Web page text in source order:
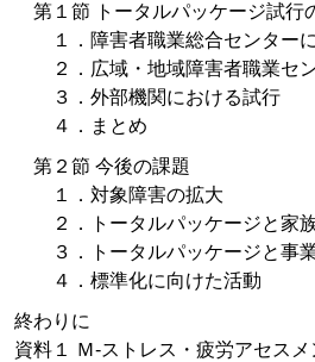
第１節 トータルパッケージ試行
１．障害者職業総合センター
２．広域・地域障害者職業セ
３．外部機関における試行
４．まとめ
第２節 今後の課題
１．対象障害の拡大
２．トータルパッケージと家
３．トータルパッケージと事
４．標準化に向けた活動
終わりに
資料１ Ｍ-ストレス・疲労アセスメ